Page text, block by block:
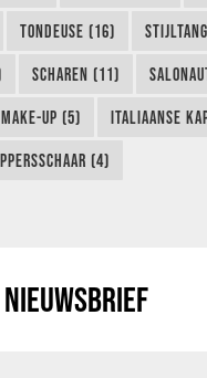
TONDEUSE (16)
SCHAREN (11)
MAKE-UP (5) ITALIAANSE
(4)